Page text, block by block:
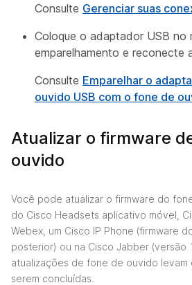
Consulte Gerenciar suas
Coloque o adaptador USB no
emparelhamento e reconecte
Consulte Emparelhar o
ouvido USB com o fone de
Atualizar o firmware
ouvido
Você pode atualizar o firmware do
do Cisco Headsets aplicativo móvel,
Webex, um Cisco IP Phone (firmware
posterior) ou na Cisco Jabber (versão
atualizações de fone de ouvido levam
serem concluídas.